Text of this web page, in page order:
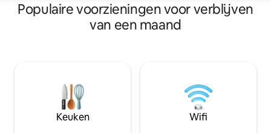
Populaire voorzieningen voor verblijven
van een maand
Keuken Wifi